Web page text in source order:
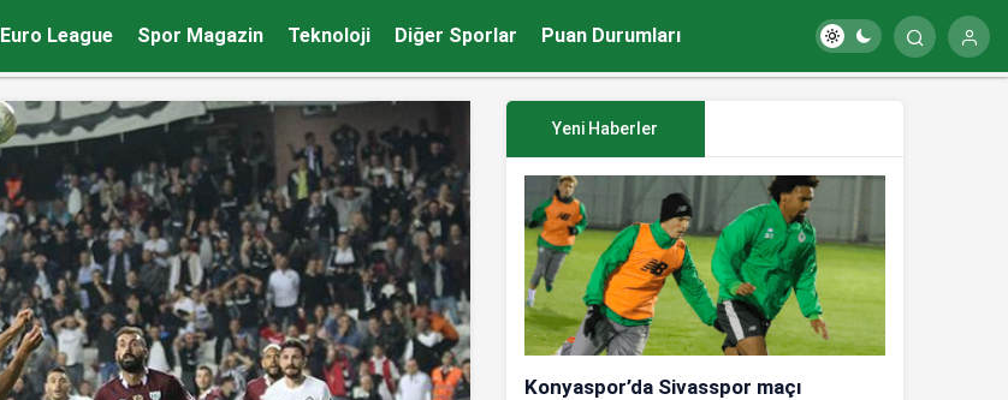
Euro League Spor Magazin Teknoloji Diğer Sporlar Puan Durumları
Yeni Haberler
Konyaspor’da Sivasspor maçı